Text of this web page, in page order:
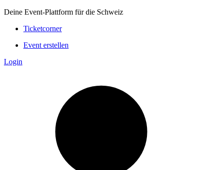
Deine Event-Plattform für die Schweiz
Ticketcorner
Event erstellen
Login